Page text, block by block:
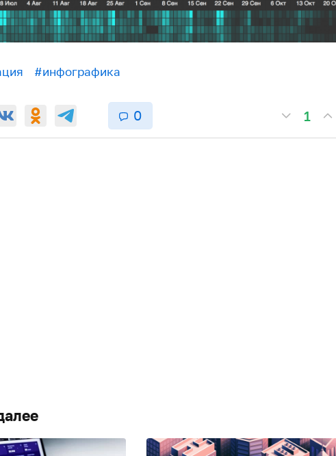
#инфографика
0 1